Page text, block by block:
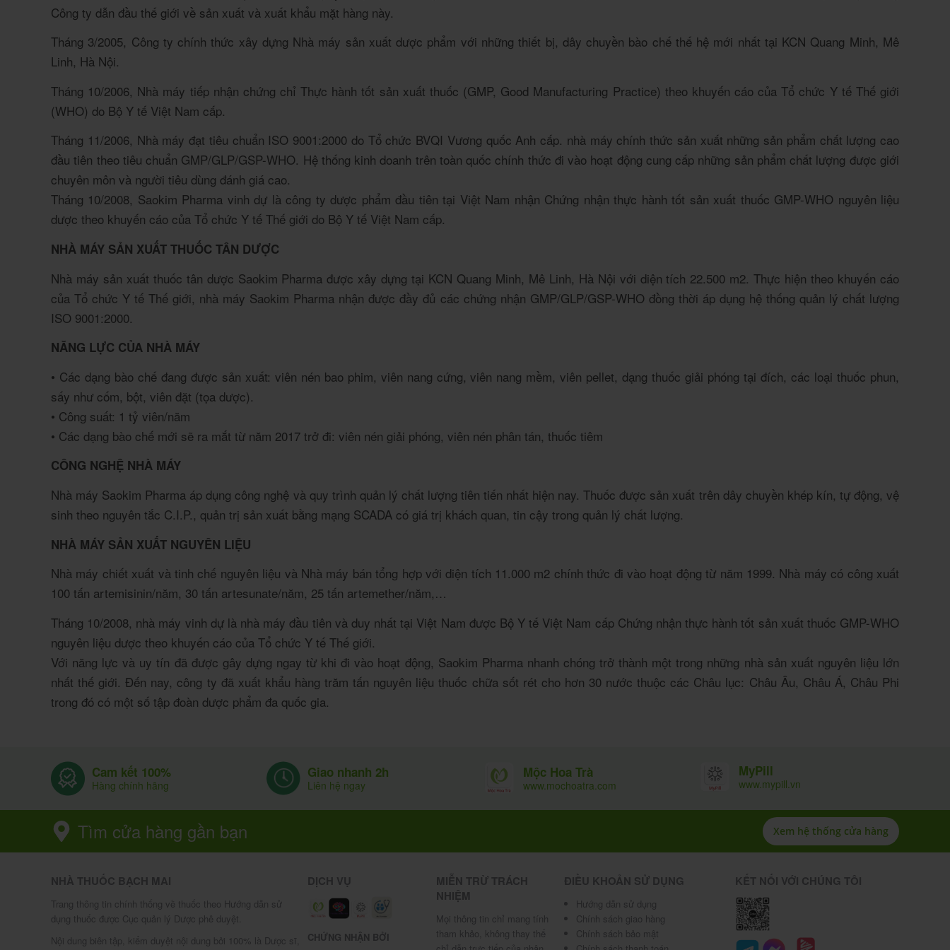
Công ty dẫn đầu thế giới về sản xuất và xuất khẩu mặt hàng này.
Tháng 3/2005, Công ty chính thức xây dựng Nhà máy sản xuất dược phẩm với những thiết bị, dây chuyền bào chế thế hệ mới nhất tại KCN Quang Minh, Mê
Linh, Hà Nội.
Tháng 10/2006, Nhà máy tiếp nhận chứng chỉ Thực hành tốt sản xuất thuốc (GMP, Good Manufacturing Practice) theo khuyến cáo của Tổ chức Y tế Thế giới
(WHO) do Bộ Y tế Việt Nam cấp.
Tháng 11/2006, Nhà máy đạt tiêu chuẩn ISO 9001:2000 do Tổ chức BVQI Vương quốc Anh cấp. nhà máy chính thức sản xuất những sản phẩm chất lượng cao
đầu tiên theo tiêu chuẩn GMP/GLP/GSP-WHO. Hệ thống kinh doanh trên toàn quốc chính thức đi vào hoạt động cung cấp những sản phẩm chất lượng được giới
chuyên môn và người tiêu dùng đánh giá cao.
Tháng 10/2008, Saokim Pharma vinh dự là công ty dược phẩm đầu tiên tại Việt Nam nhận Chứng nhận thực hành tốt sản xuất thuốc GMP-WHO nguyên liệu
dược theo khuyến cáo của Tổ chức Y tế Thế giới do Bộ Y tế Việt Nam cấp.
NHÀ MÁY SẢN XUẤT THUỐC TÂN DƯỢC
Nhà máy sản xuất thuốc tân dược Saokim Pharma được xây dựng tại KCN Quang Minh, Mê Linh, Hà Nội với diện tích 22.500 m2. Thực hiện theo khuyến cáo
của Tổ chức Y tế Thế giới, nhà máy Saokim Pharma nhận được đầy đủ các chứng nhận GMP/GLP/GSP-WHO đồng thời áp dụng hệ thống quản lý chất lượng
ISO 9001:2000.
NĂNG LỰC CỦA NHÀ MÁY
• Các dạng bào chế đang được sản xuất: viên nén bao phim, viên nang cứng, viên nang mềm, viên pellet, dạng thuốc giải phóng tại đích, các loại thuốc phun,
sấy như cốm, bột, viên đặt (tọa dược).
• Công suất: 1 tỷ viên/năm
• Các dạng bào chế mới sẽ ra mắt từ năm 2017 trở đi: viên nén giải phóng, viên nén phân tán, thuốc tiêm
CÔNG NGHỆ NHÀ MÁY
Nhà máy Saokim Pharma áp dụng công nghệ và quy trình quản lý chất lượng tiên tiến nhất hiện nay. Thuốc được sản xuất trên dây chuyền khép kín, tự động, vệ
sinh theo nguyên tắc C.I.P., quản trị sản xuất bằng mạng SCADA có giá trị khách quan, tin cậy trong quản lý chất lượng.
NHÀ MÁY SẢN XUẤT NGUYÊN LIỆU
Nhà máy chiết xuất và tinh chế nguyên liệu và Nhà máy bán tổng hợp với diện tích 11.000 m2 chính thức đi vào hoạt động từ năm 1999. Nhà máy có công xuất
100 tấn artemisinin/năm, 30 tấn artesunate/năm, 25 tấn artemether/năm,…
Tháng 10/2008, nhà máy vinh dự là nhà máy đầu tiên và duy nhất tại Việt Nam được Bộ Y tế Việt Nam cấp Chứng nhận thực hành tốt sản xuất thuốc GMP-WHO
nguyên liệu dược theo khuyến cáo của Tổ chức Y tế Thế giới.
Với năng lực và uy tín đã được gây dựng ngay từ khi đi vào hoạt động, Saokim Pharma nhanh chóng trở thành một trong những nhà sản xuất nguyên liệu lớn
nhất thế giới. Đến nay, công ty đã xuất khẩu hàng trăm tấn nguyên liệu thuốc chữa sốt rét cho hơn 30 nước thuộc các Châu lục: Châu Âu, Châu Á, Châu Phi
trong đó có một số tập đoàn dược phẩm đa quốc gia.
Cam kết 100%
Hàng chính hãng
Giao nhanh 2h
Liên hệ ngay
Mộc Hoa Trà
www.mochoatra.com
MyPill
www.mypill.vn
Tìm cửa hàng gần bạn Xem hệ thống cửa hàng
NHÀ THUỐC BẠCH MAI
Trang thông tin chính thống về thuốc theo Hướng dẫn sử
dụng thuốc được Cục quản lý Dược phê duyệt.
Nội dung biên tập, kiểm duyệt nội dung bởi 100% là Dược sĩ,
DỊCH VỤ
CHỨNG NHẬN BỞI
MIỄN TRỪ TRÁCH
NHIỆM
Mọi thông tin chỉ mang tính
tham khảo, không thay thế
ĐIỀU KHOẢN SỬ DỤNG
Hướng dẫn sử dụng
Chính sách giao hàng
Chính sách bảo mật
KẾT NỐI VỚI CHÚNG TÔI